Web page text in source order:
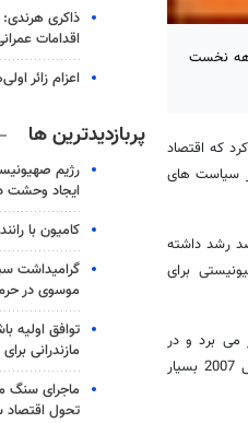
نخست
که اقتصاد
سیاست های
با بیان اینکه اقتصاد نوارغزه در این مدت 16 و کرانه باختری 9 درصد رشد داشته
برای
می برد و در
واقع این رشد در مقایسه با سال 1994 زمان امضای توافقنامه اسلو یا پیش از محاصره نوارغزه در سال 2007 بسیار
ذاکری هرندی:
اقدامات
اعزام زائر
پربازدیدترین ها
رژیم
ایجاد وحشت
کامیون با راننده ۸ ساله در اصفهان
گرامیداشت
موسوی در
توافق اولیه
مازندرانی
ماجرای سنگ
تحول اقتصاد